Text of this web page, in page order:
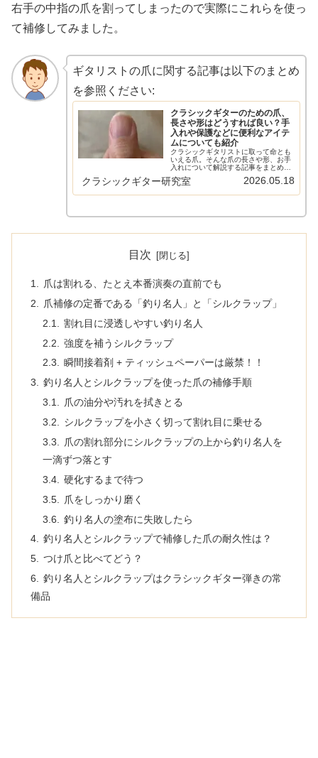
右手の中指の爪を割ってしまったので実際にこれらを使っ
て補修してみました。
ギタリストの爪に関する記事は以下のまとめ
を参照ください:
クラシックギターのための爪、
長さや形はどうすれば良い？手
入れや保護などに便利なアイテ
ムについても紹介
クラシックギタリストに取って命とも
いえる爪。そんな爪の長さや形、お手
入れについて解説する記事をまとめま
した。また、爪ヤスリや爪を育てるた
めのクリーム、保護するためのものに
クラシックギター研究室 2026.05.18
目次
爪は割れる、たとえ本番演奏の直前でも
爪補修の定番である「釣り名人」と「シルクラップ」
割れ目に浸透しやすい釣り名人
強度を補うシルクラップ
瞬間接着剤 + ティッシュペーパーは厳禁！！
釣り名人とシルクラップを使った爪の補修手順
爪の油分や汚れを拭きとる
シルクラップを小さく切って割れ目に乗せる
爪の割れ部分にシルクラップの上から釣り名人を
一滴ずつ落とす
硬化するまで待つ
爪をしっかり磨く
釣り名人の塗布に失敗したら
釣り名人とシルクラップで補修した爪の耐久性は？
つけ爪と比べてどう？
釣り名人とシルクラップはクラシックギター弾きの常
備品